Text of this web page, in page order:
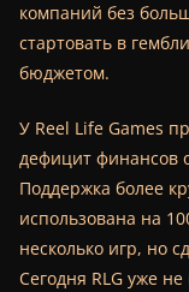
компаний без
стартовать в
бюджетом.
У Reel Life Games
дефицит финансов
Поддержка более
использована на
несколько игр, но
Сегодня RLG уже